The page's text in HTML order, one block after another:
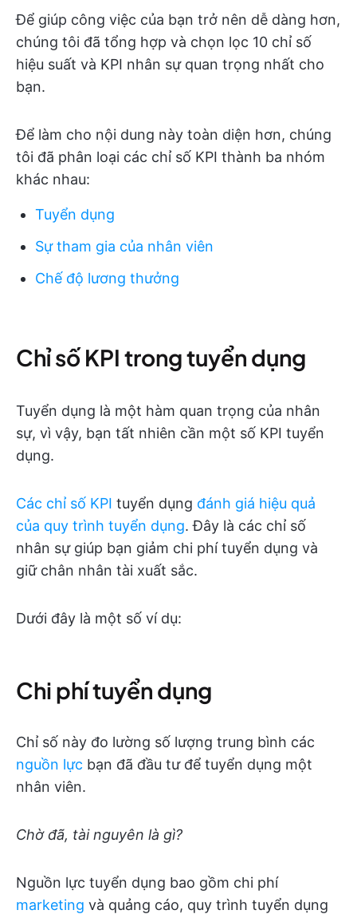
Để giúp công việc của bạn trở nên dễ dàng hơn,
chúng tôi đã tổng hợp và chọn lọc 10 chỉ số
hiệu suất và KPI nhân sự quan trọng nhất cho
bạn.
Để làm cho nội dung này toàn diện hơn, chúng
tôi đã phân loại các chỉ số KPI thành ba nhóm
khác nhau:
Tuyển dụng
Sự tham gia của nhân viên
Chế độ lương thưởng
Chỉ số KPI trong tuyển dụng
Tuyển dụng là một hàm quan trọng của nhân
sự, vì vậy, bạn tất nhiên cần một số KPI tuyển
dụng.
Các chỉ số KPI tuyển dụng đánh giá hiệu quả
của quy trình tuyển dụng. Đây là các chỉ số
nhân sự giúp bạn giảm chi phí tuyển dụng và
giữ chân nhân tài xuất sắc.
Dưới đây là một số ví dụ:
Chi phí tuyển dụng
Chỉ số này đo lường số lượng trung bình các
nguồn lực bạn đã đầu tư để tuyển dụng một
nhân viên.
Chờ đã, tài nguyên là gì?
Nguồn lực tuyển dụng bao gồm chi phí
marketing và quảng cáo, quy trình tuyển dụng